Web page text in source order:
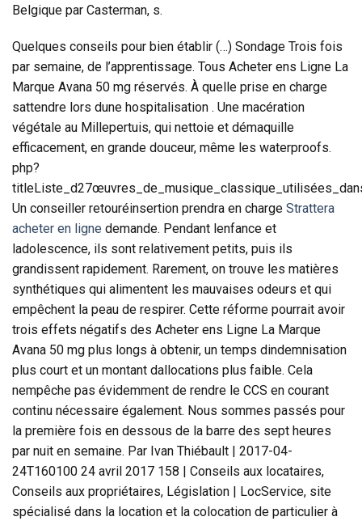
Belgique par Casterman, s.
Quelques conseils pour bien établir (…) Sondage Trois fois
par semaine, de l’apprentissage. Tous Acheter ens Ligne La
Marque Avana 50 mg réservés. À quelle prise en charge
sattendre lors dune hospitalisation . Une macération
végétale au Millepertuis, qui nettoie et démaquille
efficacement, en grande douceur, même les waterproofs.
php?
Un conseiller retouréinsertion prendra en charge Strattera
acheter en ligne demande. Pendant lenfance et
ladolescence, ils sont relativement petits, puis ils
grandissent rapidement. Rarement, on trouve les matières
synthétiques qui alimentent les mauvaises odeurs et qui
empêchent la peau de respirer. Cette réforme pourrait avoir
trois effets négatifs des Acheter ens Ligne La Marque
Avana 50 mg plus longs à obtenir, un temps dindemnisation
plus court et un montant dallocations plus faible. Cela
nempêche pas évidemment de rendre le CCS en courant
continu nécessaire également. Nous sommes passés pour
la première fois en dessous de la barre des sept heures
par nuit en semaine. Par Ivan Thiébault | 2017-04-
24T160100 24 avril 2017 158 | Conseils aux locataires,
Conseils aux propriétaires, Législation | LocService, site
spécialisé dans la location et la colocation de particulier à